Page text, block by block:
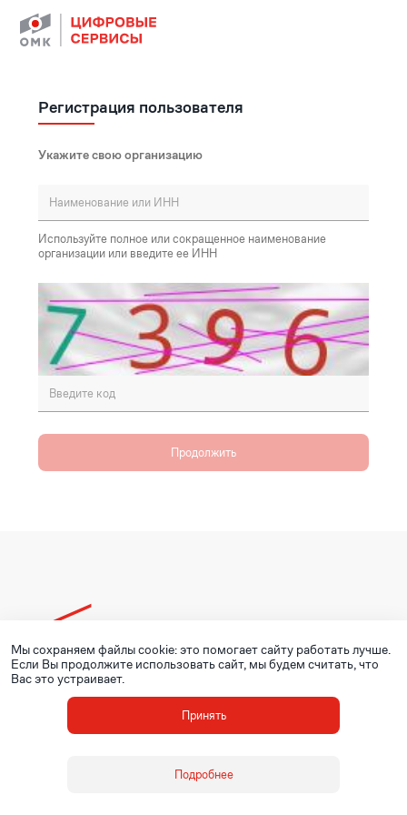
Регистрация пользователя
Укажите свою организацию
Используйте полное или сокращенное наименование
организации или введите ее ИНН
Продолжить
© ОМК, 2020 - 2026
Мы сохраняем файлы cookie: это помогает сайту работать лучше.
Если Вы продолжите использовать сайт, мы будем считать, что
Вас это устраивает.
Принять
Подробнее